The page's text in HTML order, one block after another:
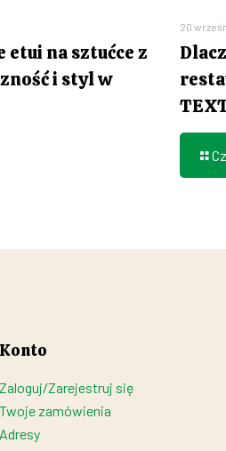
etui na sztućce z
i styl w
20
Konto
Zaloguj/Zarejestruj się
Twoje zamówienia
Adresy